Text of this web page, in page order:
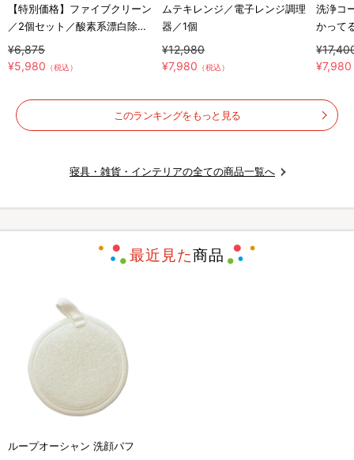
【特別価格】ファイブクリーン
／2個セット／酸素系漂白除菌
洗浄剤／(送料無料)
¥6,875
¥5,980 （税込）
ムテキレンジ／電子レンジ調理
器／1個
¥12,980
¥7,980 （税込）
洗浄コ
かって
¥7,980
このランキングをもっと見る
寝具・雑貨・インテリアの全ての商品一覧へ
最近見た商品
ループオーシャン 洗顔パフ